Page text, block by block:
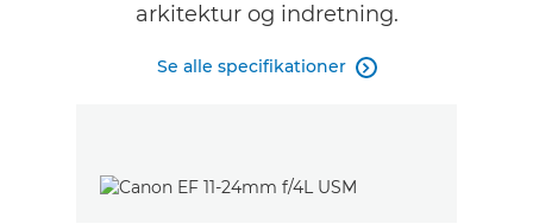
arkitektur og indretning.
Se alle specifikationer 